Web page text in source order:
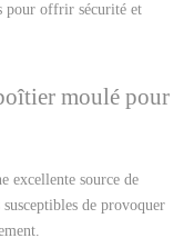
pour offrir sécurité et
moulé pour
excellente source de
de provoquer